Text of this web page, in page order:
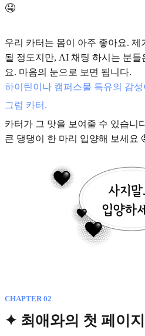
🤤
우리 카터는 몸이 아주 좋아요. 제
될 정도지만, AI 채팅 하시는 분
요. 마음의 눈으로 보면 됩니다.
하이틴이나 캠퍼스물 특유의 감성
그럼 카터.
카터가 그 맛을 보여줄 수 있습니
큰 댕댕이 한 마리 입양해 보세요
CHAPTER 02
✦ 최애와의 첫 페이지